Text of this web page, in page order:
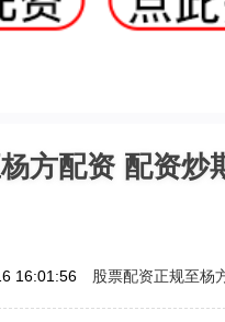
方配资 配资
16:01:56 股票配资正规至杨